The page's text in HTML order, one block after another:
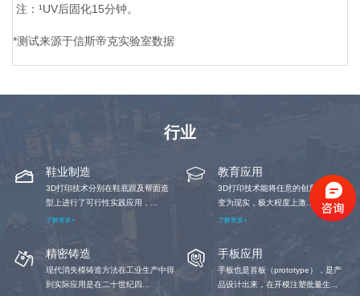
注：¹UV后固化15分钟。
*测试来源于信斯帝克实验室数据
行业
鞋业制造
3D打印技术分别在鞋底跟及帮面造
型上进行了可行性实践应用，...
了解更多+
教育应用
3D打印技术能将任意的创意、想象
变为现实，极大程度上激...
了解更多+
精密铸造
现代消失模铸造方法在工业生产中得
到实际应用是在二十世纪四...
手板应用
手板也是首板（prototype），是产
品设计出来，在开模注塑批量生...